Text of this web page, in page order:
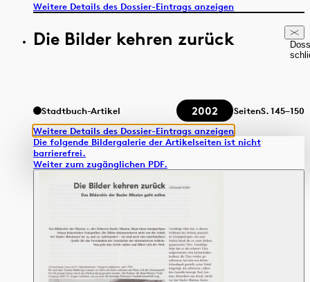
Weitere Details des Dossier-Eintrags anzeigen
Die Bilder kehren zurück
Stadtbuch-Artikel 2002 SeitenS.145–150
Weitere Details des Dossier-Eintrags anzeigen
Die folgende Bildergalerie der Artikelseiten ist nicht
barrierefrei.
Weiter zum zugänglichen PDF.